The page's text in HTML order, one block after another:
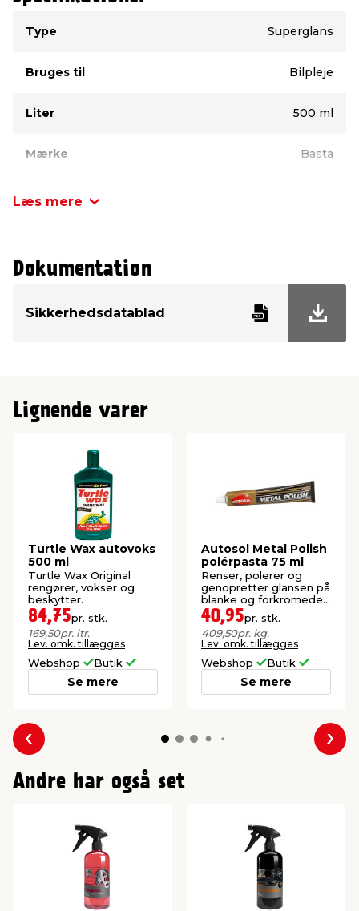
Type
Superglans
Bruges til Bilpleje
Liter 500 ml
Mærke Basta
Læs mere
Dokumentation
Sikkerhedsdatablad
Lignende varer
Turtle Wax autovoks
500 ml
Turtle Wax Original
rengører, vokser og
beskytter.
84,75pr. stk.
169,50pr. ltr.
Lev. omk. tillægges
Webshop Butik
Se mere
Autosol Metal Polish
polérpasta 75 ml
Renser, polerer og
genopretter glansen på
blanke og forkromede
overflader. Til biler,
cykler, ure m.m.
40,95pr. stk.
409,50pr. kg.
Lev. omk. tillægges
Webshop Butik
Se mere
Forrige
Andre har også set